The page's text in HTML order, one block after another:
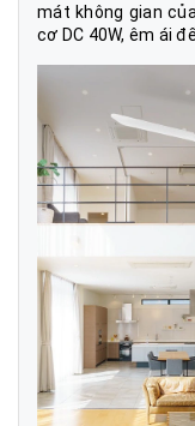
mát không gian
cơ DC 40W, êm ái